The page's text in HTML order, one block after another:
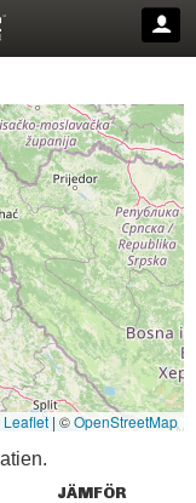
Leaflet | ©OpenStreetMap
JÄMFÖR